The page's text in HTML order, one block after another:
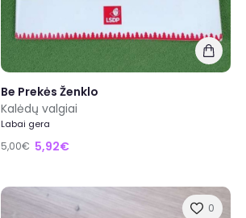
Be Prekės Ženklo
Kalėdų valgiai
Labai gera
5,00€ 5,92€
0